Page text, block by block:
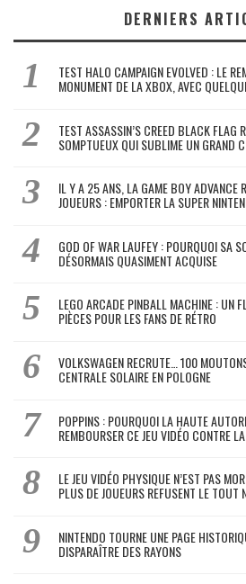
DERNIERS
TEST HALO CAMPAIGN EVOLVED : LE
MONUMENT DE LA XBOX, AVEC
TEST ASSASSIN’S CREED BLACK FLAG
SOMPTUEUX QUI SUBLIME UN GRAND
IL Y A 25 ANS, LA GAME BOY ADVANCE
JOUEURS : EMPORTER LA SUPER
GOD OF WAR LAUFEY : POURQUOI SA
DÉSORMAIS QUASIMENT ACQUISE
LEGO ARCADE PINBALL MACHINE : UN
PIÈCES POUR LES FANS DE RÉTRO
VOLKSWAGEN RECRUTE… 100
CENTRALE SOLAIRE EN POLOGNE
POPPINS : POURQUOI LA HAUTE
REMBOURSER CE JEU VIDÉO CONTRE
LE JEU VIDÉO PHYSIQUE N’EST PAS
PLUS DE JOUEURS REFUSENT LE TOUT
NINTENDO TOURNE UNE PAGE
DISPARAÎTRE DES RAYONS